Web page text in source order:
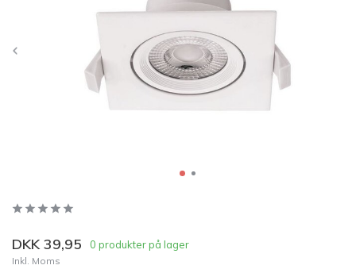
DKK 39,95 0 produkter på lager
Inkl. Moms